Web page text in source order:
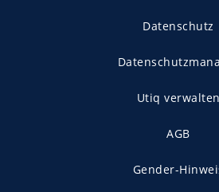
Datenschutz
Utiq verwalten
AGB
Gender-